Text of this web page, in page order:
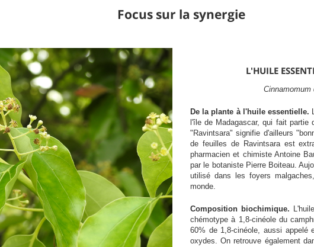
Focus sur la synergie
L'HUILE
De la plante à l'huile essentielle.
l'île de Madagascar, qui fait partie
"Ravintsara" signifie d'ailleurs
de feuilles de Ravintsara est
pharmacien et chimiste Antoine
par le botaniste Pierre Boiteau.
utilisé dans les foyers
monde.
Composition biochimique.
chémotype à 1,8-cinéole du
60% de 1,8-cinéole, aussi appelé
oxydes. On retrouve également